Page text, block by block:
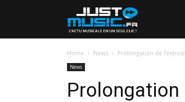
Home News Prolongation de
News
Prolongation